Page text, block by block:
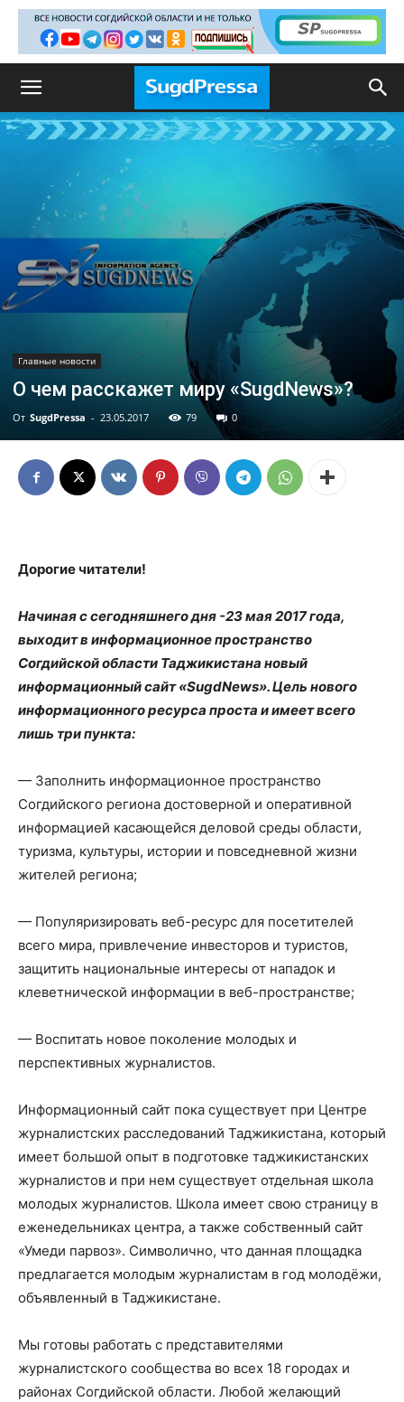
Главные новости
О чем расскажет миру «SugdNews»?
От SugdPressa - 23.05.2017 79 0
Дорогие читатели!
Начиная с сегодняшнего дня -23 мая 2017 года,
выходит в информационное пространство
Согдийской области Таджикистана новый
информационный сайт «SugdNews». Цель нового
информационного ресурса проста и имеет всего
лишь три пункта:
— Заполнить информационное пространство
Согдийского региона достоверной и оперативной
информацией касающейся деловой среды области,
туризма, культуры, истории и повседневной жизни
жителей региона;
— Популяризировать веб-ресурс для посетителей
всего мира, привлечение инвесторов и туристов,
защитить национальные интересы от нападок и
клеветнической информации в веб-пространстве;
— Воспитать новое поколение молодых и
перспективных журналистов.
Информационный сайт пока существует при Центре
журналистских расследований Таджикистана, который
имеет большой опыт в подготовке таджикистанских
журналистов и при нем существует отдельная школа
молодых журналистов. Школа имеет свою страницу в
еженедельниках центра, а также собственный сайт
«Умеди парвоз». Символично, что данная площадка
предлагается молодым журналистам в год молодёжи,
объявленный в Таджикистане.
Мы готовы работать с представителями
журналистского сообщества во всех 18 городах и
районах Согдийской области. Любой желающий